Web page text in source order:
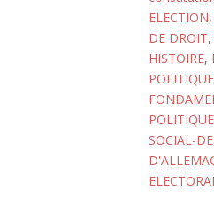
ELECTION,
DE DROIT,
HISTOIRE,
SOCIAL-